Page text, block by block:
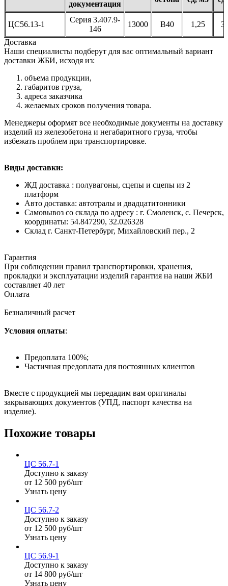
документация
ЦС56.13-1
Серия 3.407.9-
146
13000 В40 1,25
Доставка
Наши специалисты подберут для вас оптимальный вариант
доставки ЖБИ, исходя из:
объема продукции,
габаритов груза,
адреса заказчика
желаемых сроков получения товара.
Менеджеры оформят все необходимые документы на доставку
изделий из железобетона и негабаритного груза, чтобы
избежать проблем при транспортировке.
Виды доставки:
ЖД доставка : полувагоны, сцепы и сцепы из 2
платформ
Авто доставка: автотралы и двадцатитонники
Самовывоз со склада по адресу : г. Смоленск, с. Печерск,
координаты: 54.847290, 32.026328
Cклад г. Санкт-Петербург, Михайловский пер., 2
Гарантия
При соблюдении правил транспортировки, хранения,
прокладки и эксплуатации изделий гарантия на наши ЖБИ
составляет 40 лет
Оплата
Безналичный расчет
Условия оплаты:
Предоплата 100%;
Частичная предоплата для постоянных клиентов
Вместе с продукцией мы передадим вам оригиналы
закрывающих документов (УПД, паспорт качества на
изделие).
Похожие товары
ЦС 56.7-1
Доступно к заказу
от 12 500 руб/шт
Узнать цену
ЦС 56.7-2
Доступно к заказу
от 12 500 руб/шт
Узнать цену
ЦС 56.9-1
Доступно к заказу
от 14 800 руб/шт
Узнать цену